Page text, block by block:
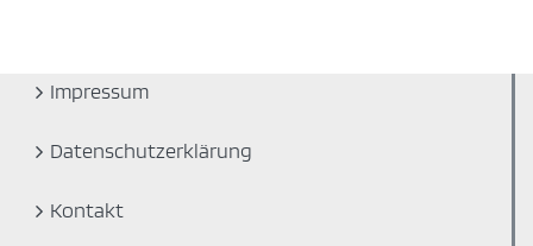
Impressum
Datenschutzerklärung
Kontakt